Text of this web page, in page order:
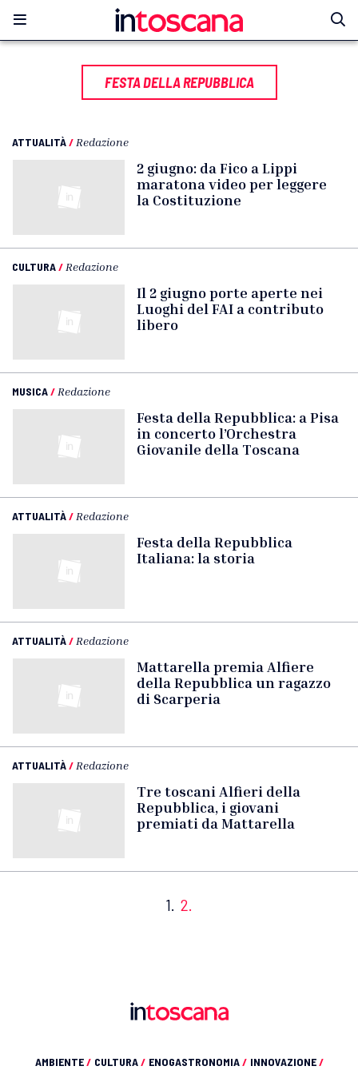
FESTA DELLA REPUBBLICA
ATTUALITÀ/ Redazione
2 giugno: da Fico a Lippi
maratona video per leggere
la Costituzione
CULTURA/ Redazione
Il 2 giugno porte aperte nei
Luoghi del FAI a contributo
libero
MUSICA/ Redazione
Festa della Repubblica: a Pisa
in concerto l’Orchestra
Giovanile della Toscana
ATTUALITÀ/ Redazione
Festa della Repubblica
Italiana: la storia
ATTUALITÀ/ Redazione
Mattarella premia Alfiere
della Repubblica un ragazzo
di Scarperia
ATTUALITÀ/ Redazione
Tre toscani Alfieri della
Repubblica, i giovani
premiati da Mattarella
1. 2.
AMBIENTE/ CULTURA/ ENOGASTRONOMIA/ INNOVAZIONE/